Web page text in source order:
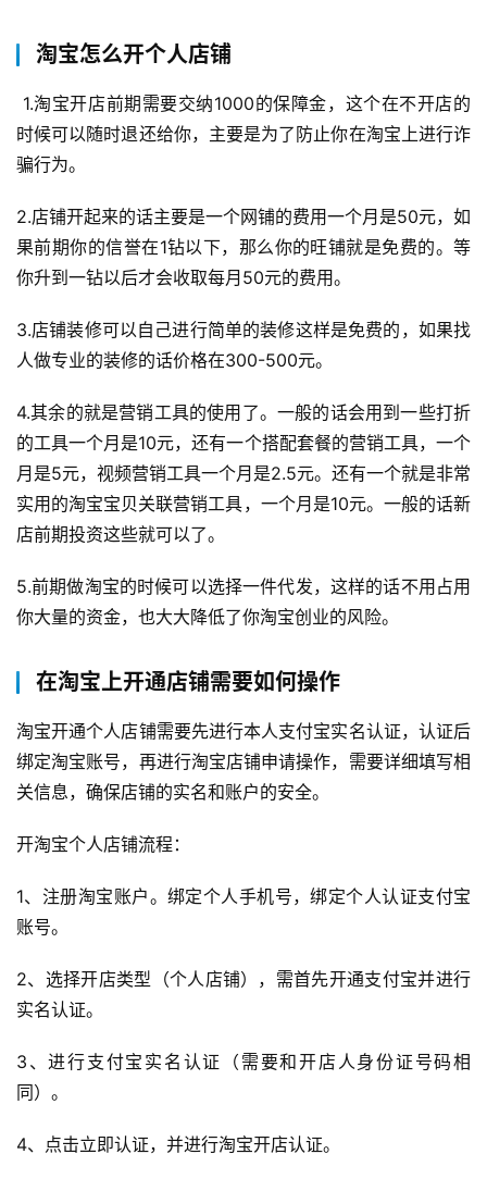
电
商
运
营
播
带
货
引
流
推
广
私
域
社
群
问
答
区
淘宝怎么开个人店铺
时候可以随时退还给你，主要是为了防止你在淘宝上进行诈
骗行为。
2.店铺开起来的话主要是一个网铺的费用一个月是50元，如
果前期你的信誉在1钻以下，那么你的旺铺就是免费的。等
你升到一钻以后才会收取每月50元的费用。
3.店铺装修可以自己进行简单的装修这样是免费的，如果找
人做专业的装修的话价格在300-500元。
4.其余的就是营销工具的使用了。一般的话会用到一些打折
的工具一个月是10元，还有一个搭配套餐的营销工具，一个
月是5元，视频营销工具一个月是2.5元。还有一个就是非常
实用的淘宝宝贝关联营销工具，一个月是10元。一般的话新
店前期投资这些就可以了。
5.前期做淘宝的时候可以选择一件代发，这样的话不用占用
你大量的资金，也大大降低了你淘宝创业的风险。
在淘宝上开通店铺需要如何操作
淘宝开通个人店铺需要先进行本人支付宝实名认证，认证后
绑定淘宝账号，再进行淘宝店铺申请操作，需要详细填写相
关信息，确保店铺的实名和账户的安全。
开淘宝个人店铺流程：
1、注册淘宝账户。绑定个人手机号，绑定个人认证支付宝
账号。
2、选择开店类型（个人店铺），需首先开通支付宝并进行
实名认证。
3、进行支付宝实名认证（需要和开店人身份证号码相
同）。
4、点击立即认证，并进行淘宝开店认证。